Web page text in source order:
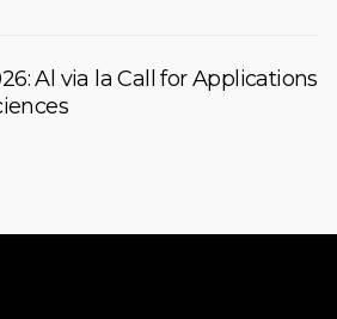
Al via la Call for Applications